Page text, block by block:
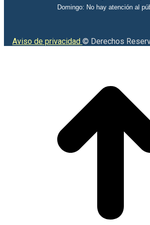
Domingo: No hay atención al
Aviso de privacidad © Derechos